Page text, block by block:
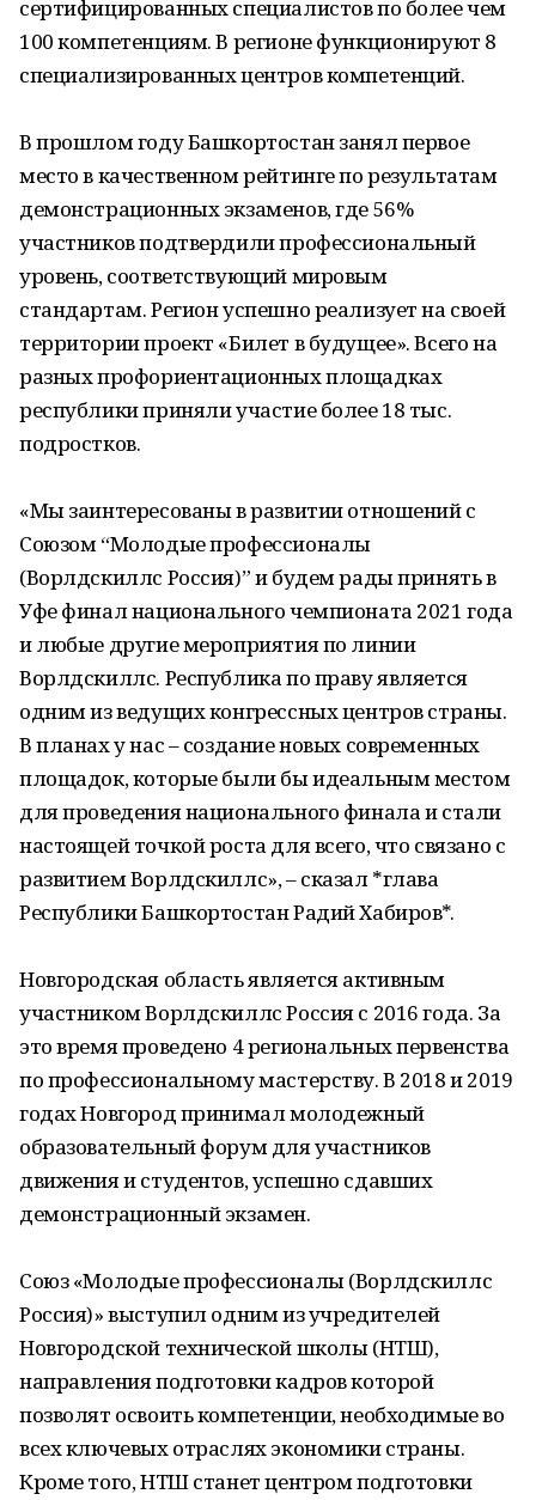
сертифицированных специалистов по более чем
100 компетенциям. В регионе функционируют 8
специализированных центров компетенций.
В прошлом году Башкортостан занял первое
место в качественном рейтинге по результатам
демонстрационных экзаменов, где 56%
участников подтвердили профессиональный
уровень, соответствующий мировым
стандартам. Регион успешно реализует на своей
территории проект «Билет в будущее». Всего на
разных профориентационных площадках
республики приняли участие более 18 тыс.
подростков.
«Мы заинтересованы в развитии отношений с
Союзом “Молодые профессионалы
(Ворлдскиллс Россия)” и будем рады принять в
Уфе финал национального чемпионата 2021 года
и любые другие мероприятия по линии
Ворлдскиллс. Республика по праву является
одним из ведущих конгрессных центров страны.
В планах у нас – создание новых современных
площадок, которые были бы идеальным местом
для проведения национального финала и стали
настоящей точкой роста для всего, что связано с
развитием Ворлдскиллс», – сказал *глава
Республики Башкортостан Радий Хабиров*.
Новгородская область является активным
участником Ворлдскиллс Россия с 2016 года. За
это время проведено 4 региональных первенства
по профессиональному мастерству. В 2018 и 2019
годах Новгород принимал молодежный
образовательный форум для участников
движения и студентов, успешно сдавших
демонстрационный экзамен.
Союз «Молодые профессионалы (Ворлдскиллс
Россия)» выступил одним из учредителей
Новгородской технической школы (НТШ),
направления подготовки кадров которой
позволят освоить компетенции, необходимые во
всех ключевых отраслях экономики страны.
Кроме того, НТШ станет центром подготовки